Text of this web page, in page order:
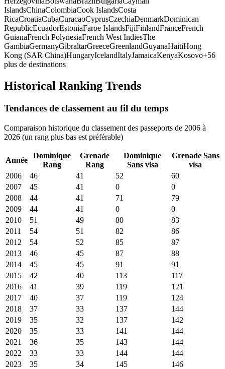
IslandsChinaColombiaCook IslandsCosta
RicaCroatiaCubaCuracaoCyprusCzechiaDenmarkDominican
RepublicEcuadorEstoniaFaroe IslandsFijiFinlandFranceFrench
GuianaFrench PolynesiaFrench West IndiesThe
GambiaGermanyGibraltarGreeceGreenlandGuyanaHaitiHong
Kong (SAR China)HungaryIcelandItalyJamaicaKenyaKosovo+56
plus de destinations
Historical Ranking Trends
Tendances de classement au fil du temps
Comparaison historique du classement des passeports de 2006 à
2026 (un rang plus bas est préférable)
Année
Dominique
Rang
Grenade
Rang
Dominique
Sans visa
Grenade Sans
visa
2006
46 41 52
60
2007
45 41 0
0
2008
44 41 71
79
2009
44 41 0
0
2010
51 49 80
83
2011
54 51 82
86
2012
54 52 85
87
2013
46 45 87
88
2014
45 45 91
91
2015
42 40 113
117
2016
41 39 119
121
2017
40 37 119
124
2018
37 33 137
144
2019
35 32 137
142
2020
35 33 141
144
2021
36 35 143
144
2022
33 33 144
144
2023
35 34 145
146